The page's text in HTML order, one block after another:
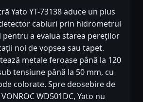
Yato YT-73138 aduce un plus
cabluri prin hidrometrul
a evalua starea pereților
noi de vopsea sau tapet.
metale feroase până la 120
tensiune până la 50 mm, cu
colorate. Spre deosebire de
WD501DC, Yato nu